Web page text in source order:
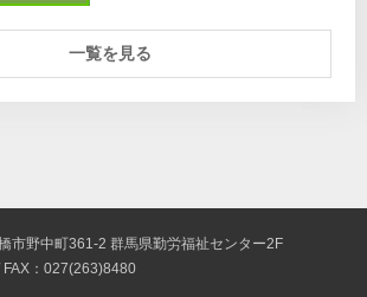
一覧を見る
市野中町361-2 群馬県勤労福祉センター2F
：027(263)8480